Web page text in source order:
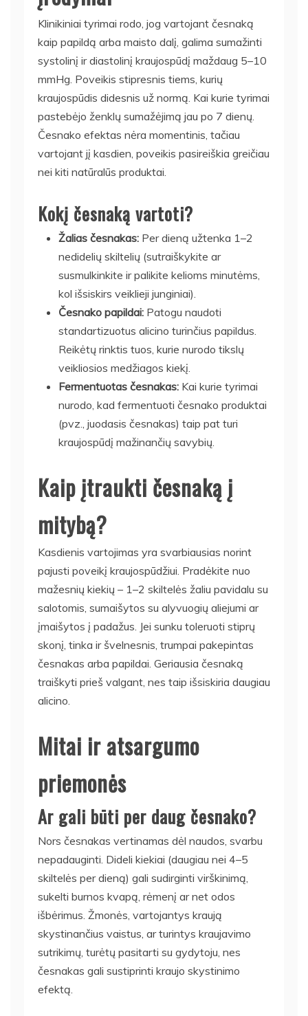
Klinikiniai tyrimai rodo, jog vartojant česnaką
kaip papildą arba maisto dalį, galima sumažinti
systolinį ir diastolinį kraujospūdį maždaug 5–10
mmHg. Poveikis stipresnis tiems, kurių
kraujospūdis didesnis už normą. Kai kurie tyrimai
pastebėjo ženklų sumažėjimą jau po 7 dienų.
Česnako efektas nėra momentinis, tačiau
vartojant jį kasdien, poveikis pasireiškia greičiau
nei kiti natūralūs produktai.
Kokį česnaką vartoti?
Žalias česnakas: Per dieną užtenka 1–2
nedidelių skiltelių (sutraiškykite ar
susmulkinkite ir palikite kelioms minutėms,
kol išsiskirs veiklieji junginiai).
Česnako papildai: Patogu naudoti
standartizuotus alicino turinčius papildus.
Reikėtų rinktis tuos, kurie nurodo tikslų
veikliosios medžiagos kiekį.
Fermentuotas česnakas: Kai kurie tyrimai
nurodo, kad fermentuoti česnako produktai
(pvz., juodasis česnakas) taip pat turi
kraujospūdį mažinančių savybių.
Kaip įtraukti česnaką į
mitybą?
Kasdienis vartojimas yra svarbiausias norint
pajusti poveikį kraujospūdžiui. Pradėkite nuo
mažesnių kiekių – 1–2 skiltelės žaliu pavidalu su
salotomis, sumaišytos su alyvuogių aliejumi ar
įmaišytos į padažus. Jei sunku toleruoti stiprų
skonį, tinka ir švelnesnis, trumpai pakepintas
česnakas arba papildai. Geriausia česnaką
traiškyti prieš valgant, nes taip išsiskiria daugiau
alicino.
Mitai ir atsargumo
priemonės
Ar gali būti per daug česnako?
Nors česnakas vertinamas dėl naudos, svarbu
nepadauginti. Dideli kiekiai (daugiau nei 4–5
skiltelės per dieną) gali sudirginti virškinimą,
sukelti burnos kvapą, rėmenį ar net odos
išbėrimus. Žmonės, vartojantys kraują
skystinančius vaistus, ar turintys kraujavimo
sutrikimų, turėtų pasitarti su gydytoju, nes
česnakas gali sustiprinti kraujo skystinimo
efektą.